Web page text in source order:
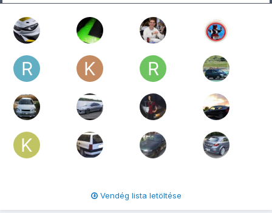
Vendég lista letöltése